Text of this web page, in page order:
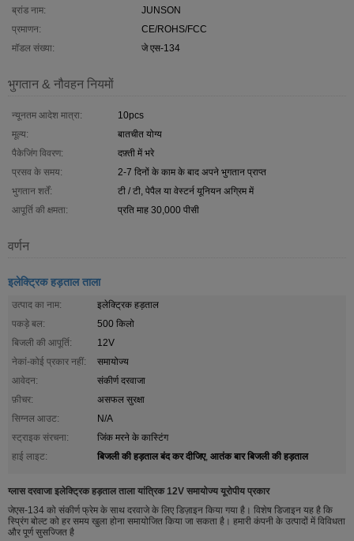
ब्रांड नाम:
JUNSON
प्रमाणन:
CE/ROHS/FCC
मॉडल संख्या:
जे एस-134
भुगतान & नौवहन नियमों
न्यूनतम आदेश मात्रा:
10pcs
मूल्य:
बातचीत योग्य
पैकेजिंग विवरण:
दफ़्ती में भरे
प्रसव के समय:
2-7 दिनों के काम के बाद अपने भुगतान प्राप्त
भुगतान शर्तें:
टी / टी, पेपैल या वेस्टर्न यूनियन अग्रिम में
आपूर्ति की क्षमता:
प्रति माह 30,000 पीसी
वर्णन
इलेक्ट्रिक हड़ताल ताला
उत्पाद का नाम:
इलेक्ट्रिक हड़ताल
पकड़े बल:
500 किलो
बिजली की आपूर्ति:
12V
नेकां-कोई प्रकार नहीं:
समायोज्य
आवेदन:
संकीर्ण दरवाजा
फ़ीचर:
असफल सुरक्षा
सिग्नल आउट:
N/A
स्ट्राइक संरचना:
जिंक मरने के कास्टिंग
हाई लाइट:
बिजली की हड़ताल बंद कर दीजिए, आतंक बार बिजली की हड़ताल
ग्लास दरवाजा इलेक्ट्रिक हड़ताल ताला यांत्रिक 12V समायोज्य यूरोपीय प्रकार
जेएस-134 को संकीर्ण फ्रेम के साथ दरवाजे के लिए डिज़ाइन किया गया है। विशेष डिजाइन यह है कि
स्प्रिंग बोल्ट को हर समय खुला होना समायोजित किया जा सकता है। हमारी कंपनी के उत्पादों में विविधता
और पूर्ण सुसज्जित है